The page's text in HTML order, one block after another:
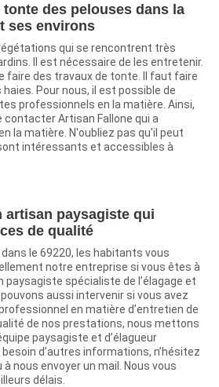
des pelouses dans la
ses environs
qui se rencontrent très
Il est nécessaire de les entretenir.
faire des travaux de tonte. Il faut faire
Pour nous, il est possible de
professionnels en la matière. Ainsi,
contacter Artisan Fallone qui a
la matière. N'oubliez pas qu'il peut
intéressants et accessibles à
artisan paysagiste qui
de qualité
le 69220, les habitants vous
notre entreprise si vous êtes à
paysagiste spécialiste de l’élagage et
aussi intervenir si vous avez
en matière d’entretien de
de nos prestations, nous mettons
paysagiste et d’élagueur
d’autres informations, n’hésitez
nous envoyer un mail. Nous vous
délais.